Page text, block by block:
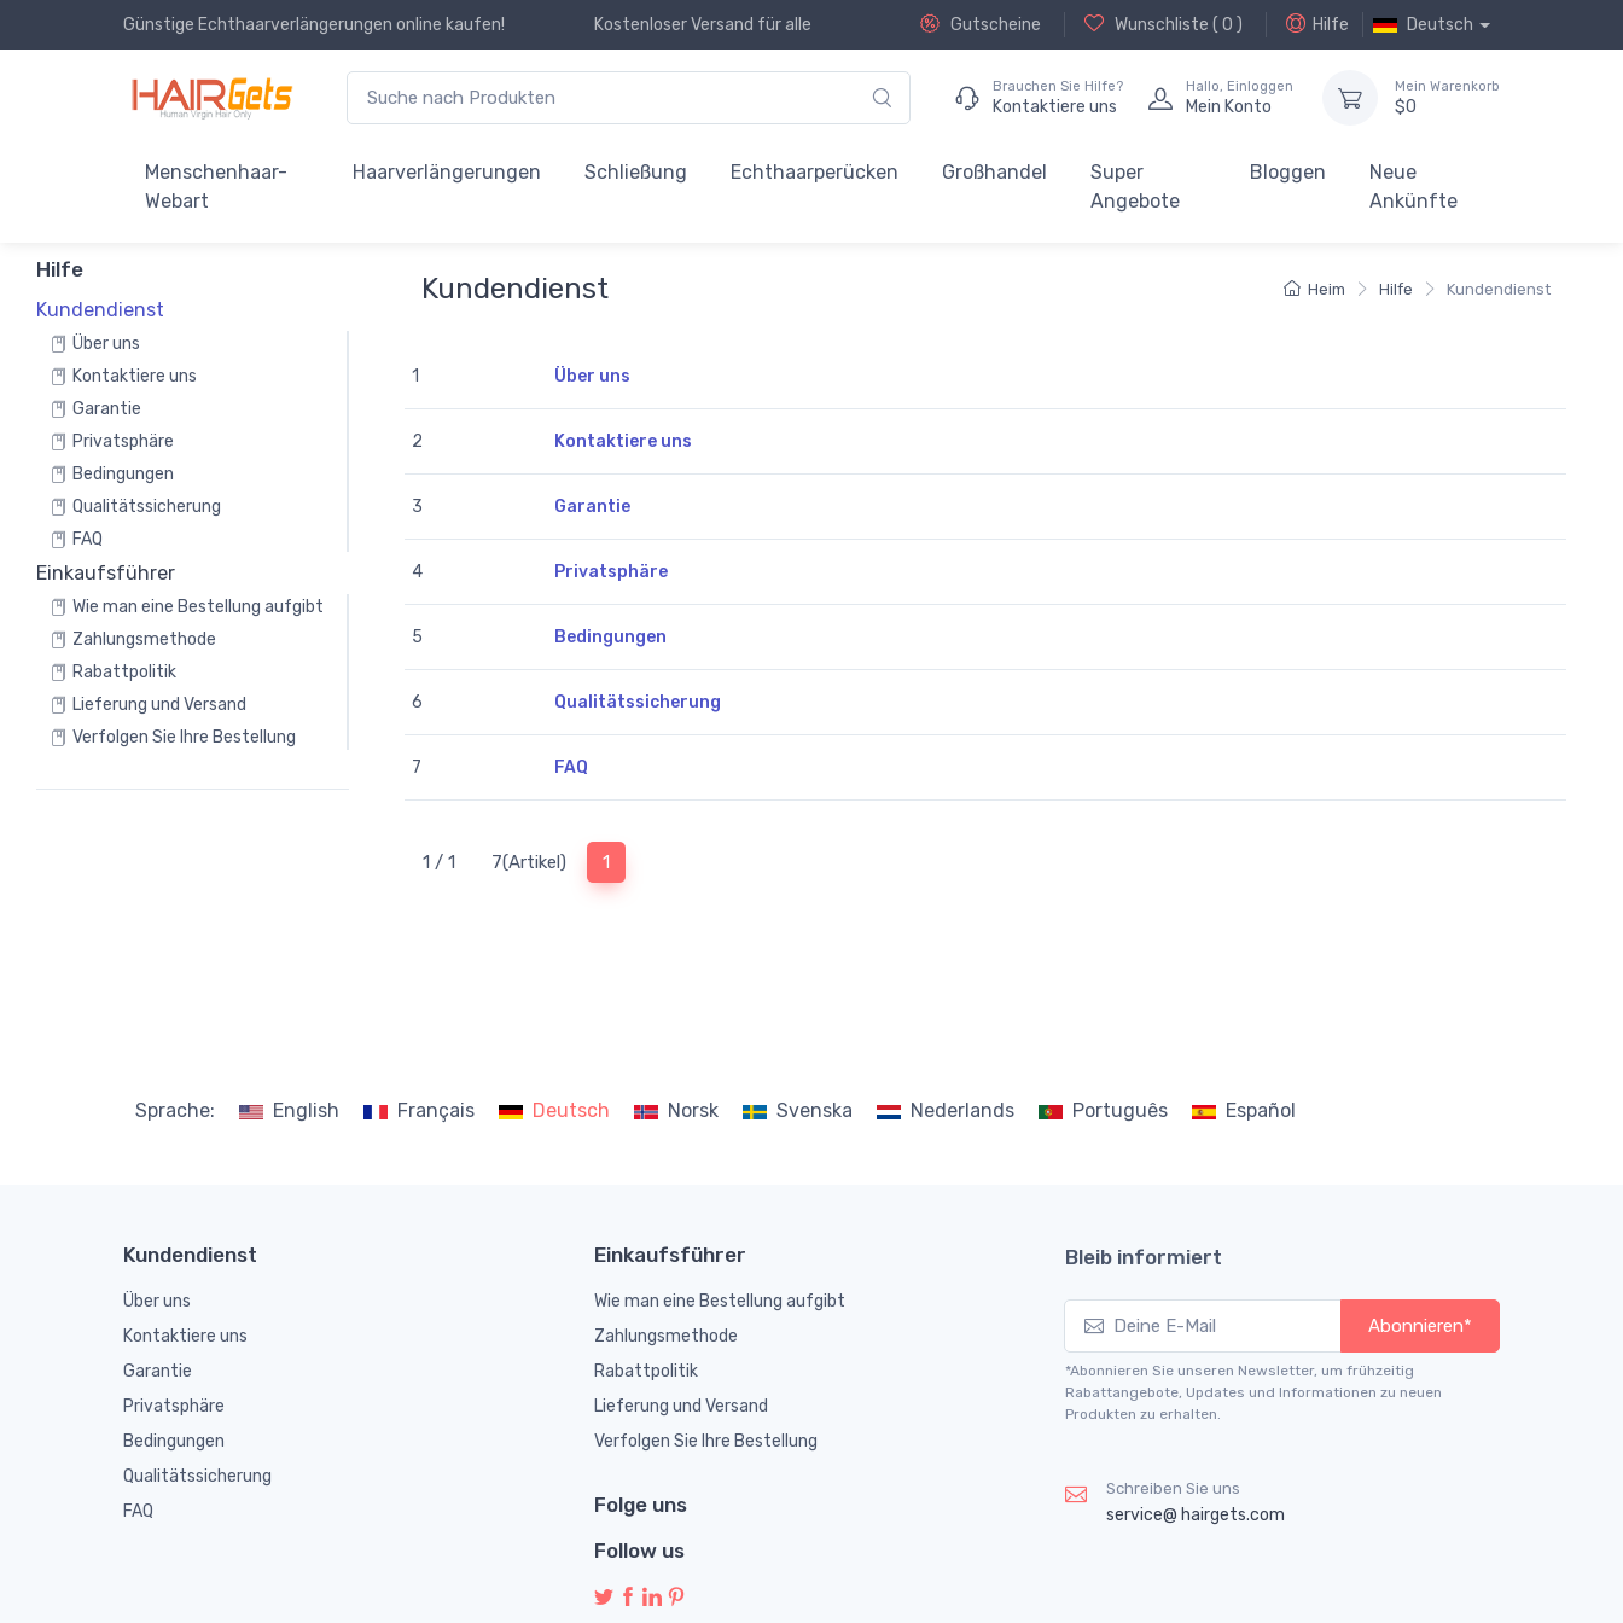
Günstige Echthaarverlängerungen online kaufen! Kostenloser Versand für alle Gutscheine Wunschliste (0 ) Hilfe Deutsch
Brauchen Sie Hilfe?
Kontaktiere uns
Hallo, Einloggen
Mein Konto
Mein Warenkorb
$0
Menschenhaar-
Webart
Haarverlängerungen Schließung Echthaarperücken Großhandel
Super
Angebote
Bloggen
Neue
Ankünfte
Hilfe
Kundendienst
Über uns
Kontaktiere uns
Garantie
Privatsphäre
Bedingungen
Qualitätssicherung
FAQ
Einkaufsführer
Wie man eine Bestellung aufgibt
Zahlungsmethode
Rabattpolitik
Lieferung und Versand
Verfolgen Sie Ihre Bestellung
Heim Hilfe Kundendienst
Kundendienst
1 Über uns
2 Kontaktiere uns
3 Garantie
4 Privatsphäre
5 Bedingungen
6 Qualitätssicherung
7 FAQ
1 / 1 7(Artikel) 1
Sprache: English Français Deutsch Norsk Svenska Nederlands Português Español
Kundendienst
Über uns
Kontaktiere uns
Garantie
Privatsphäre
Bedingungen
Qualitätssicherung
FAQ
Einkaufsführer
Wie man eine Bestellung aufgibt
Zahlungsmethode
Rabattpolitik
Lieferung und Versand
Verfolgen Sie Ihre Bestellung
Folge uns
Follow us
Bleib informiert
Abonnieren*
*Abonnieren Sie unseren Newsletter, um frühzeitig
Rabattangebote, Updates und Informationen zu neuen
Produkten zu erhalten.
Schreiben Sie uns
service@ hairgets.com